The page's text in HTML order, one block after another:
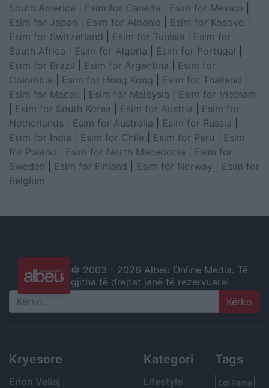
South America
Esim for Canada Esim for Mexico
Esim for Japan
Esim for Albania Esim for Kosovo
Esim for Switzerland
Esim for Tunisia
Esim for
South Africa
Esim for Algeria Esim for Portugal
Esim for Brazil
Esim for Argentina
Esim for
Colombia
Esim for Hong Kong Esim for Thailand
Esim for Macau
Esim for Malaysia
Esim for Vietnam
Esim for South Korea Esim for Austria
Esim for
Netherlands
Esim for Australia Esim for Russia
Esim for India
Esim for Chile Esim for Peru
Esim
for Poland
Esim for North Macedonia
Esim for
Sweden
Esim for Finland Esim for Norway
Esim for
Belgium
© 2003 - 2026 Albeu Online Media. Të
gjitha të drejtat janë të rezervuara!
Search
Kryesore
Erion Veliaj
Kategori
Lifestyle
Tags
Edi Rama